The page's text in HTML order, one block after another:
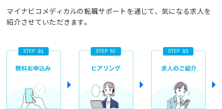
マイナビコメディカルの転職サポートを通じて、気になる求人を
紹介させていただきます。